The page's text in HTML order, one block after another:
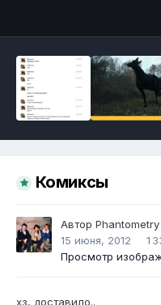
Комиксы
Автор Phantometry
15 июня, 2012
1
Просмотр
хз, доставило..